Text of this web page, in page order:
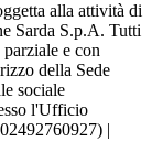
alla attività di
Sarda S.p.A. Tutti
e con
della Sede
sociale
l'Ufficio
|